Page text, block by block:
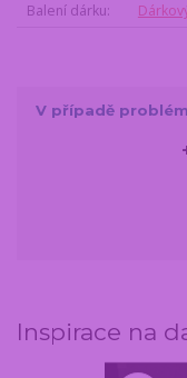
Balení dárku
V případě
Inspirace na